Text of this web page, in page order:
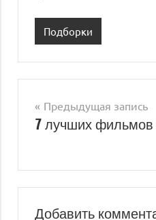
Подборки
Навигация
по
Предыдущая запись
7 лучших
Добавить